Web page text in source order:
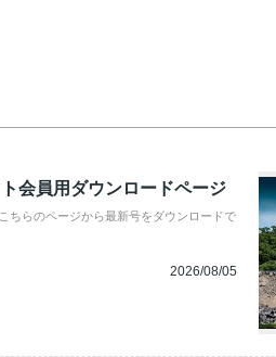
会員用ダウンロードページ
ちらのページから最新号をダウンロードで
2026/08/05